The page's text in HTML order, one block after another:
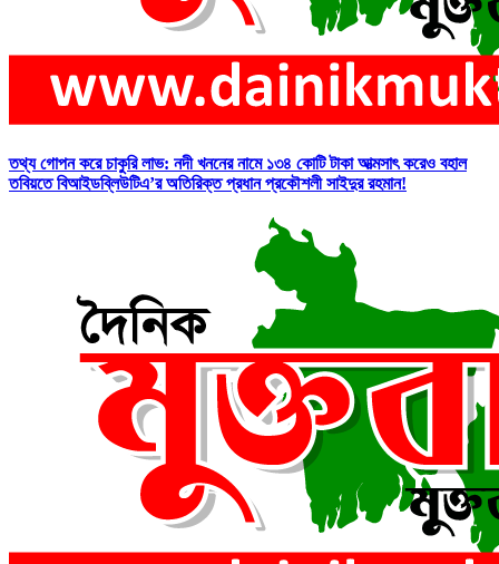
তথ্য গোপন করে চাকুরি লাভ: নদী খননের নামে ১৩৪ কোটি টাকা আত্মসাৎ করেও বহাল
তবিয়তে বিআইডব্লিউটিএ’র অতিরিক্ত প্রধান প্রকৌশলী সাইদুর রহমান!